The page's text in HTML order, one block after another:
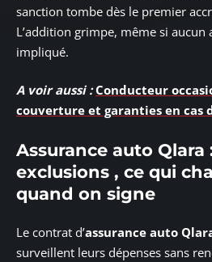
sanction tombe dès le premier
L’addition grimpe, même si aucun
impliqué.
A voir aussi : Conducteur
couverture et garanties en cas
Assurance auto Qlara
exclusions , ce qui
quand on signe
Le contrat d’assurance auto
surveillent leurs dépenses sans